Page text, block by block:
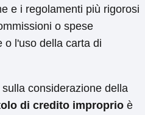
e i regolamenti più rigorosi
o spese
o l'uso della carta di
considerazione della
di credito improprio è